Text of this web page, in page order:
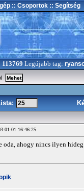
:: Csoportok :: Segítség
113769 Legújabb tag:
01-01 16:46:25
oda, ahogy nincs ilyen